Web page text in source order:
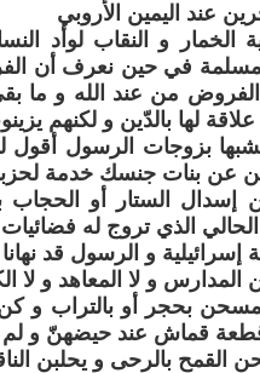
عند اليمين الأروبي
الخمار و النقاب لوأد
في حين نعرف أن
و الفروض من عند الله و
لها بالدّين و لكنهم
بزوجات الرسول أقول
عن بنات جنسك خدمة
الستار أو الحجاب
الذي تروج له فضائيات
إسرائيلية و الرسول قد
و لا المعاهد و لا
بحجر أو بالتراب و
قماش عند حيضهنّ و
القمح بالرحى و يحلبن